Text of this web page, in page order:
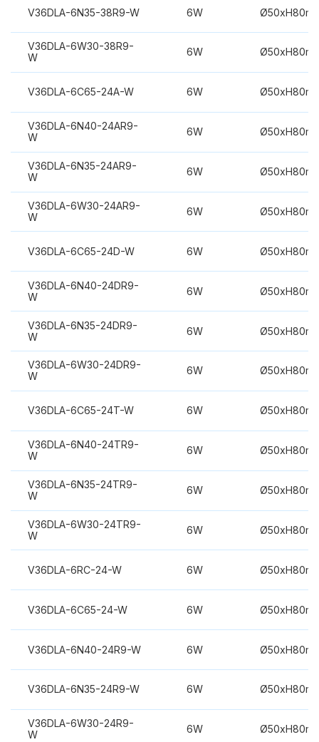
V36DLA-6N35-38R9-W 6W
V36DLA-6W30-38R9-
W
6W
V36DLA-6C65-24A-W 6W
V36DLA-6N40-24AR9-
W
6W
V36DLA-6N35-24AR9-
W
6W
V36DLA-6W30-24AR9-
W
6W
V36DLA-6C65-24D-W 6W
V36DLA-6N40-24DR9-
W
6W
V36DLA-6N35-24DR9-
W
6W
V36DLA-6W30-24DR9-
W
6W
V36DLA-6C65-24T-W 6W
V36DLA-6N40-24TR9-
W
6W
V36DLA-6N35-24TR9-
W
6W
V36DLA-6W30-24TR9-
W
6W
V36DLA-6RC-24-W 6W
V36DLA-6C65-24-W 6W
V36DLA-6N40-24R9-W 6W
V36DLA-6N35-24R9-W 6W
V36DLA-6W30-24R9-
W
6W